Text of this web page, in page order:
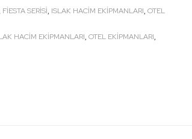
FIESTA SERISI, ISLAK HACİM EKİPMANLARI, OTEL
HACİM EKİPMANLARI, OTEL EKİPMANLARI,